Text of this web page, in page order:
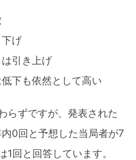
下げ
引き上げ
下も依然として高い
らずですが、発表された
0回と予想した当局者が7
1回と回答しています。